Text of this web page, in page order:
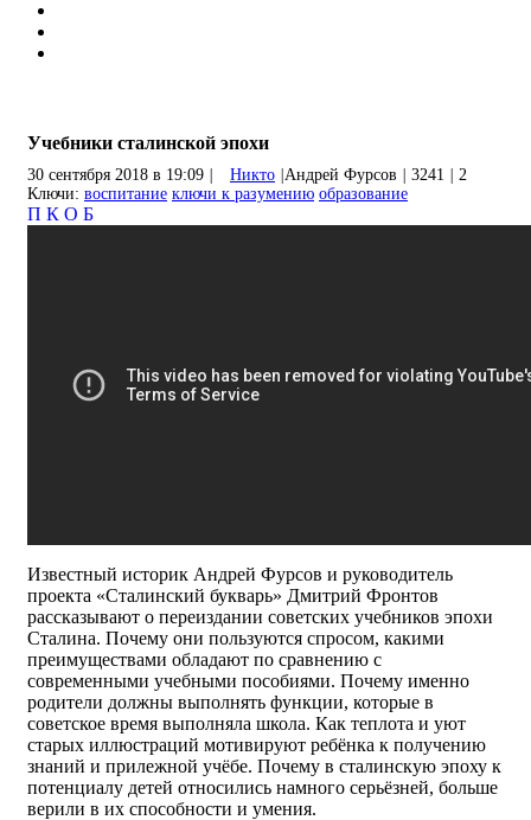
Учебники сталинской эпохи
30 сентября 2018 в 19:09 Никто Андрей Фурсов 3241
2
Ключи: воспитание ключи к разумению образование
П К О Б
Известный историк Андрей Фурсов и руководитель
проекта «Сталинский букварь» Дмитрий Фронтов
рассказывают о переиздании советских учебников эпохи
Сталина. Почему они пользуются спросом, какими
преимуществами обладают по сравнению с
современными учебными пособиями. Почему именно
родители должны выполнять функции, которые в
советское время выполняла школа. Как теплота и уют
старых иллюстраций мотивируют ребёнка к получению
знаний и прилежной учёбе. Почему в сталинскую эпоху к
потенциалу детей относились намного серьёзней, больше
верили в их способности и умения.